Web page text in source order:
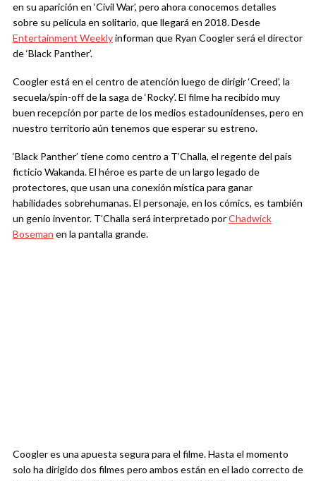
en su aparición en ‘Civil War’, pero ahora conocemos detalles
sobre su película en solitario, que llegará en 2018. Desde
Entertainment Weeklyinforman que Ryan Coogler será el director
de ‘Black Panther’.
Coogler está en el centro de atención luego de dirigir ‘Creed’, la
secuela/spin-off de la saga de ‘Rocky’. El filme ha recibido muy
buen recepción por parte de los medios estadounidenses, pero en
nuestro territorio aún tenemos que esperar su estreno.
‘Black Panther’ tiene como centro a T’Challa, el regente del país
ficticio Wakanda. El héroe es parte de un largo legado de
protectores, que usan una conexión mística para ganar
habilidades sobrehumanas. El personaje, en los cómics, es también
un genio inventor. T’Challa será interpretado porChadwick
Boseman en la pantalla grande.
Coogler es una apuesta segura para el filme. Hasta el momento
solo ha dirigido dos filmes pero ambos están en el lado correcto de